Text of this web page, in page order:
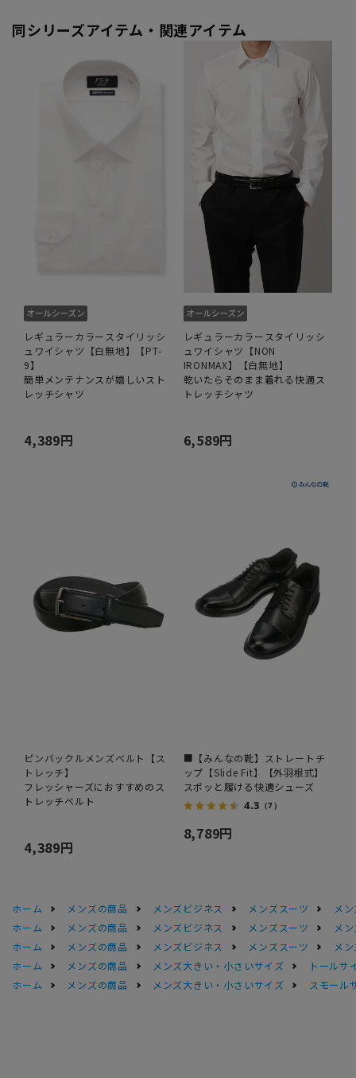
同シリーズアイテム・関連アイテム
レギュラーカラースタイリッシ
ュワイシャツ【白無地】【PT-
9】
簡単メンテナンスが嬉しいスト
レッチシャツ
4,389円
レギュラーカラースタイリッシ
ュワイシャツ【NON
IRONMAX】【白無地】
乾いたらそのまま着れる快適ス
トレッチシャツ
6,589円
ピンバックルメンズベルト【ス
トレッチ】
フレッシャーズにおすすめのス
トレッチベルト
4,389円
■【みんなの靴】ストレートチ
ップ【Slide Fit】【外羽根式】
スポッと履ける快適シューズ
4.3 （7）
8,789円
ホーム メンズの商品 メンズビジネス メンズスーツ
メ
ホーム
メンズの商品 メンズビジネス メンズスーツ
メ
ホーム
メンズの商品 メンズビジネス メンズスーツ
メ
ホーム
メンズの商品 メンズ大きい・小さいサイズ
トールサ
ホーム
メンズの商品 メンズ大きい・小さいサイズ スモール